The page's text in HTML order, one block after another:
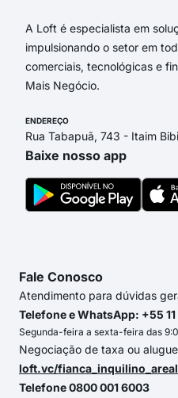
A Loft é especialista em
impulsionando o setor em
comerciais, tecnológicas e
Mais Negócio.
ENDEREÇO
Rua Tabapuã, 743 - Itaim
Baixe nosso app
Fale Conosco
Atendimento para dúvidas
Telefone e WhatsApp: +55
Segunda-feira a sexta-feira das
Negociação de taxa ou
loft.vc/
Telefone 0800 001 6003